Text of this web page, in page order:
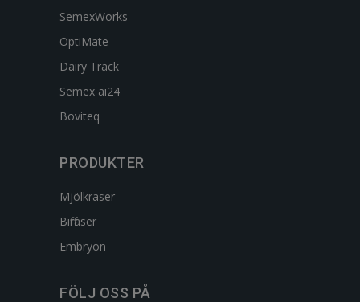
SemexWorks
OptiMate
Dairy Track
Semex ai24
Boviteq
PRODUKTER
Mjölkraser
Biffraser
Embryon
FÖLJ OSS PÅ